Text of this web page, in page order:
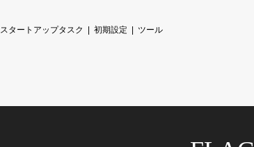
スタートアップタスク 初期設定
ツール